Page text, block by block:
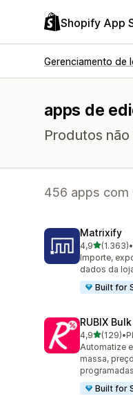
Shopify App
Gerenciamento de
apps de
Produtos
456 apps com
Matrixify
4,9de 5(1.363)
1363 •
Importe,
dados da
Built for
RUBIX
4,9de 5(129)
129 •
Automatize
massa,
programadas
Built for